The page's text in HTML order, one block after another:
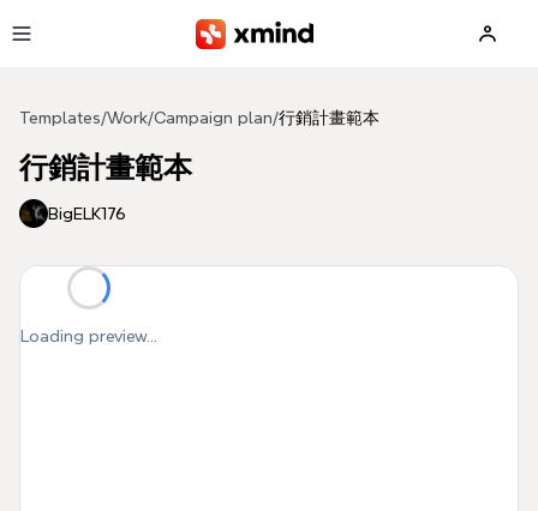
Templates/Work/Campaign plan/行銷計畫範本
行銷計畫範本
BigELK176
Loading preview...